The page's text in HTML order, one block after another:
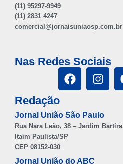
(11) 95297-9949
(11) 2831 4247
comercial@jornaisuniaosp.com.br
Nas Redes Sociais
Redação
Jornal União São Paulo
Rua Nara Leão, 38 – Jardim Bartira
Itaim Paulista/SP
CEP 08152-030
Jornal União do ABC